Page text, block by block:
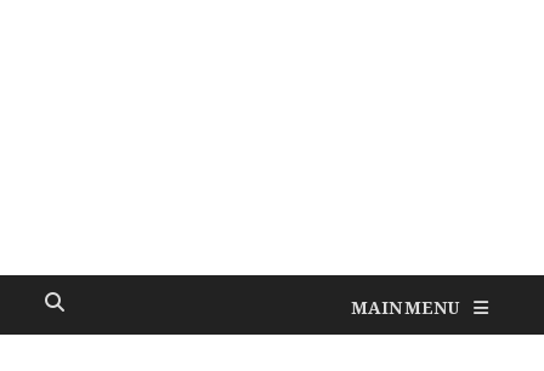
MAIN MENU